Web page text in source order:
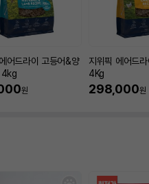
어드라이 고등어&양
4kg
원
지위픽 에어드
4Kg
298,000원